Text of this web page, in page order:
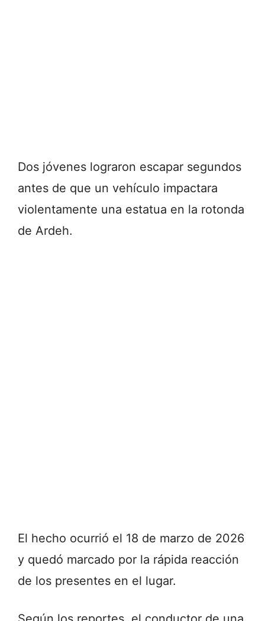
Dos jóvenes lograron escapar segundos
antes de que un vehículo impactara
violentamente una estatua en la rotonda
de Ardeh.
El hecho ocurrió el 18 de marzo de 2026
y quedó marcado por la rápida reacción
de los presentes en el lugar.